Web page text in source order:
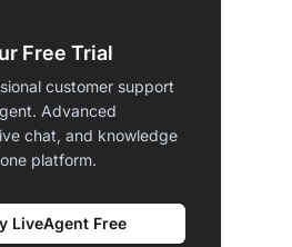
Free Trial
customer support
Advanced
chat, and knowledge
platform.
LiveAgent Free